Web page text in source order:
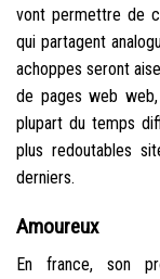
vont permettre de
qui partagent
achoppes seront
de pages web
plupart du temps
plus redoutables
derniers.
Amoureux
En france, son